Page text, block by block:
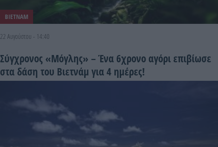
ΒΙΕΤΝΑΜ
22 Αυγούστου - 14:40
Σύγχρονος «Μόγλης» – Ένα 6χρονο αγόρι επιβίωσε
στα δάση του Βιετνάμ για 4 ημέρες!